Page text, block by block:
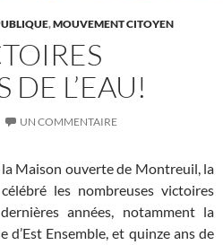
,MOUVEMENT CITOYEN
L’EAU!
UN COMMENTAIRE
Maison ouverte de Montreuil, la
les nombreuses victoires
années, notamment la
Ensemble, et quinze ans de